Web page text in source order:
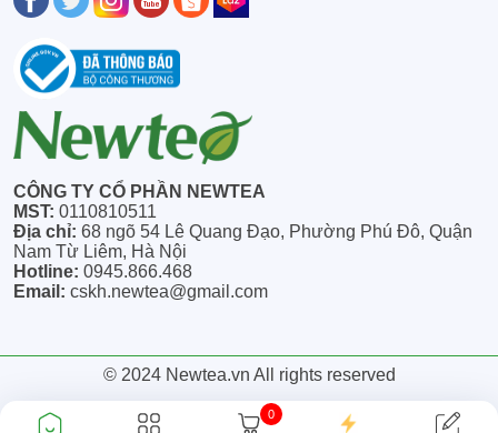
0
CÔNG TY CỔ PHẦN NEWTEA
MST: 0110810511
Địa chỉ: 68 ngõ 54 Lê Quang Đạo, Phường Phú Đô, Quận
Nam Từ Liêm, Hà Nội
Hotline: 0945.866.468
Email: cskh.newtea@gmail.com
© 2024 Newtea.vn All rights reserved